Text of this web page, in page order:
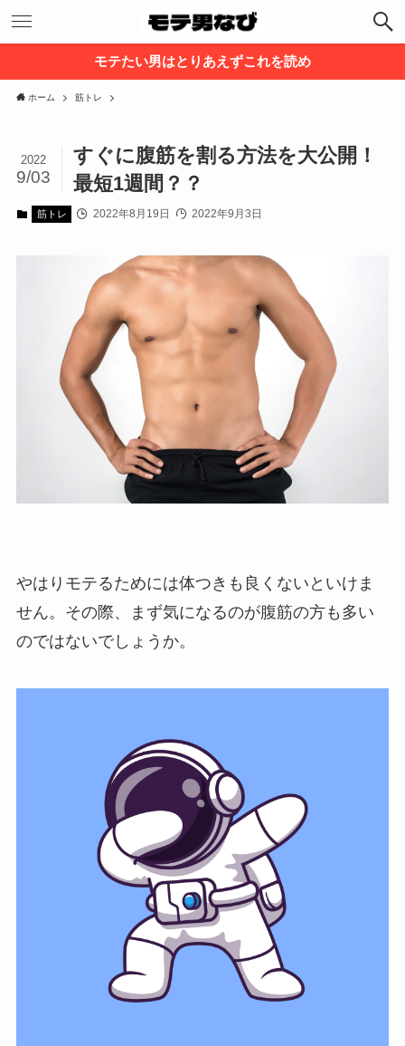
モテたい男はとりあえずこれを読め
ホーム 筋トレ
すぐに腹筋を割る方法を大公開！
最短1週間？？
2022
9/03
筋トレ 2022年8月19日 2022年9月3日
やはりモテるためには体つきも良くないといけま
せん。その際、まず気になるのが腹筋の方も多い
のではないでしょうか。